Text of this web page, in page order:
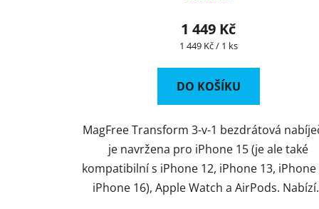
1 449 Kč
Měrná
1 449 Kč / 1 ks
DO KOŠÍKU
MagFree Transform 3-v-1 bezdrátová
je navržena pro iPhone 15 (je ale také
kompatibilní s iPhone 12, iPhone 13, iPhone
iPhone 16), Apple Watch a AirPods.